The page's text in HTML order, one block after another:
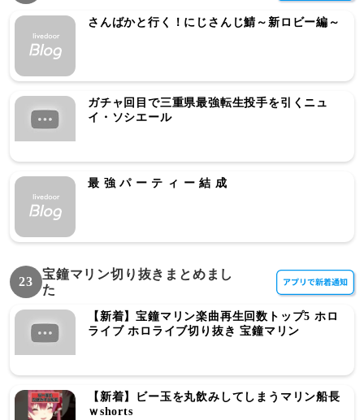
さんばかと行く！にじさんじ鯖～新ロビー編～
ガチャ回目で三重県最強転生投手を引くニュ
イ・ソシエール
最 強 パ ー テ ィ ー 結 成
23
宝鐘マリン切り抜きまとめまし
た
【新着】宝鐘マリン楽曲再生回数トップ5 ホロ
ライブ ホロライブ切り抜き 宝鐘マリン
【新着】ビー玉を丸飲みしてしまうマリン船長
ｗshorts